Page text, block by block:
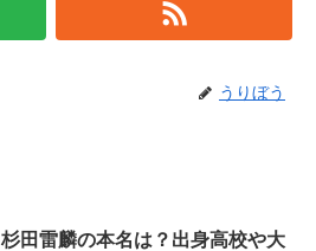
うりぼう
杉田雷麟の本名は？出身高校や大